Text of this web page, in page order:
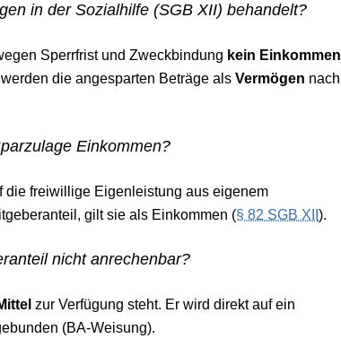
in der Sozialhilfe (SGB XII) behandelt?
Sperrfrist und Zweckbindung kein Einkommen
die angesparten Beträge als Vermögen nach
Einkommen?
die freiwillige Eigenleistung aus eigenem
gilt sie als Einkommen (§ 82 SGB XII ).
nicht anrechenbar?
zur Verfügung steht. Er wird direkt auf ein
(BA-Weisung).